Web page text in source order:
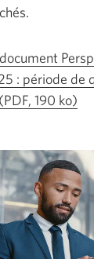
: période de
(PDF, 190 ko)